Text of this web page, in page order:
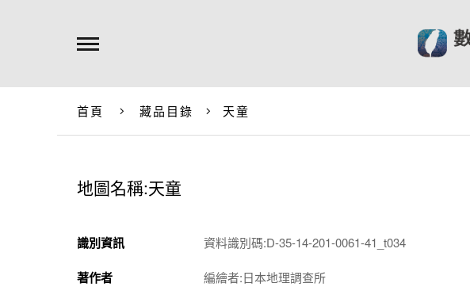
首頁 藏品目錄 天童
地圖名稱:天童
識別資訊 資料識別碼:D-35-14-201-0061-41_t034
著作者 編繪者:日本地理調查所